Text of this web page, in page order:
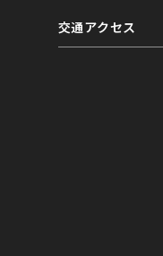
交通アクセス